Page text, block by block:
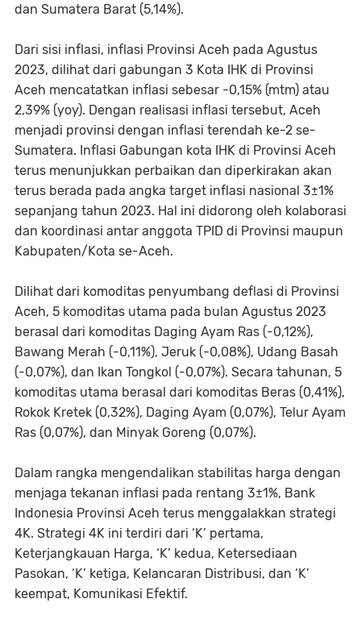
dan Sumatera Barat (5,14%).
Dari sisi inflasi, inflasi Provinsi Aceh pada Agustus
2023, dilihat dari gabungan 3 Kota IHK di Provinsi
Aceh mencatatkan inflasi sebesar -0,15% (mtm) atau
2,39% (yoy). Dengan realisasi inflasi tersebut, Aceh
menjadi provinsi dengan inflasi terendah ke-2 se-
Sumatera. Inflasi Gabungan kota IHK di Provinsi Aceh
terus menunjukkan perbaikan dan diperkirakan akan
terus berada pada angka target inflasi nasional 3±1%
sepanjang tahun 2023. Hal ini didorong oleh kolaborasi
dan koordinasi antar anggota TPID di Provinsi maupun
Kabupaten/Kota se-Aceh.
Dilihat dari komoditas penyumbang deflasi di Provinsi
Aceh, 5 komoditas utama pada bulan Agustus 2023
berasal dari komoditas Daging Ayam Ras (-0,12%),
Bawang Merah (-0,11%), Jeruk (-0,08%), Udang Basah
(-0,07%), dan Ikan Tongkol (-0,07%). Secara tahunan, 5
komoditas utama berasal dari komoditas Beras (0,41%),
Rokok Kretek (0,32%), Daging Ayam (0,07%), Telur Ayam
Ras (0,07%), dan Minyak Goreng (0,07%).
Dalam rangka mengendalikan stabilitas harga dengan
menjaga tekanan inflasi pada rentang 3±1%, Bank
Indonesia Provinsi Aceh terus menggalakkan strategi
4K. Strategi 4K ini terdiri dari ‘K’ pertama,
Keterjangkauan Harga, ‘K’ kedua, Ketersediaan
Pasokan, ‘K’ ketiga, Kelancaran Distribusi, dan ‘K’
keempat, Komunikasi Efektif.